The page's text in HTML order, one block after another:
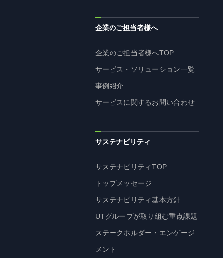
企業のご担当者様へ
企業のご担当者様へTOP
サービス・ソリューション一覧
事例紹介
サービスに関するお問い合わせ
サステナビリティ
サステナビリティTOP
トップメッセージ
サステナビリティ基本方針
UTグループが取り組む重点課題
ステークホルダー・エンゲージ
メント